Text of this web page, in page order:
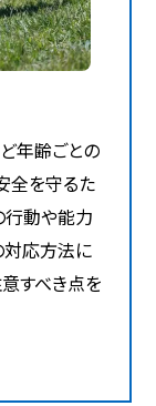
年齢ごとの
全を守るた
行動や能力
対応方法に
すべき点を